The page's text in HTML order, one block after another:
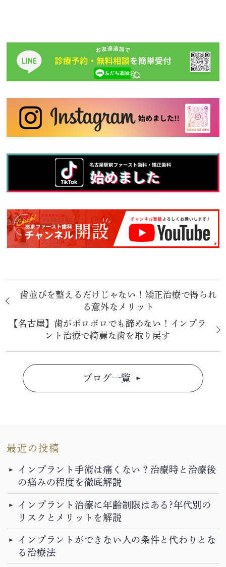
歯並びを整えるだけじゃない！矯正治療で得られ
る意外なメリット
【名古屋】歯がボロボロでも諦めない！インプラ
ント治療で綺麗な歯を取り戻す
ブログ一覧
最近の投稿
インプラント手術は痛くない？治療時と治療後
の痛みの程度を徹底解説
インプラント治療に年齢制限はある?年代別の
リスクとメリットを解説
インプラントができない人の条件と代わりとな
る治療法